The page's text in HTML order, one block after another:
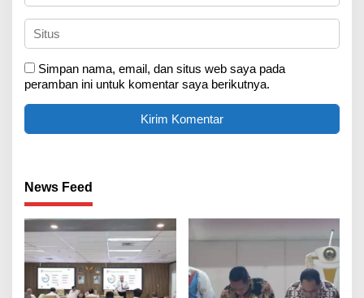
Simpan nama, email, dan situs web saya pada
peramban ini untuk komentar saya berikutnya.
News Feed